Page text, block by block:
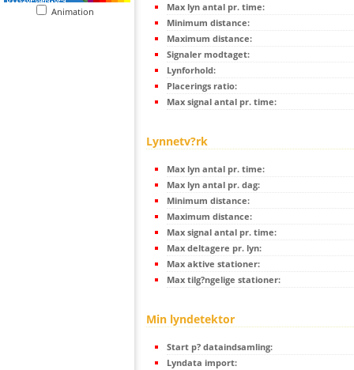
Animation
Max lyn antal pr. time:
Minimum distance:
Maximum distance:
Signaler modtaget:
Lynforhold:
Placerings ratio:
Max signal antal pr. time:
Lynnetv?rk
Max lyn antal pr. time:
Max lyn antal pr. dag:
Minimum distance:
Maximum distance:
Max signal antal pr. time:
Max deltagere pr. lyn:
Max aktive stationer:
Max tilg?ngelige stationer:
Min lyndetektor
Start p? dataindsamling:
Lyndata import: